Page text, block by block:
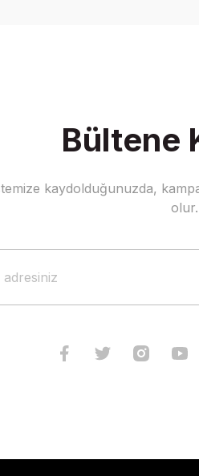
Bültene
kaydolduğunuzda,
olur.